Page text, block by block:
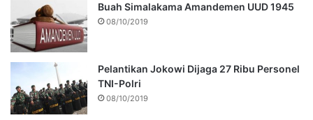
Buah Simalakama Amandemen UUD 1945
08/10/2019
Pelantikan Jokowi Dijaga 27 Ribu Personel
TNI-Polri
08/10/2019